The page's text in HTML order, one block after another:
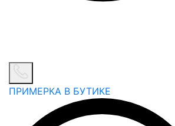
ПРИМЕРКА В БУТИКЕ